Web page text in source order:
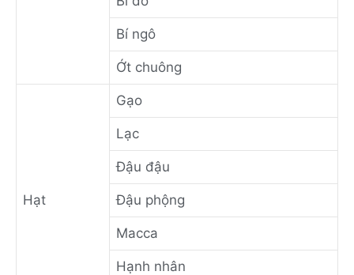
Bí ngô
Ớt chuông
Hạt
Gạo
Lạc
Đậu đậu
Đậu phộng
Macca
Hạnh nhân